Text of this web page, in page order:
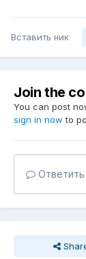
Вставить ник
Join the
You can post
sign in now to
Ответить